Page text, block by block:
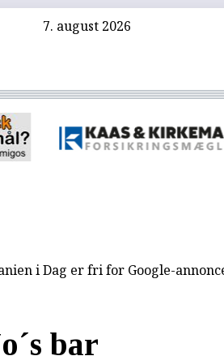
7. august 2026
i Dag er fri for Google-
bar